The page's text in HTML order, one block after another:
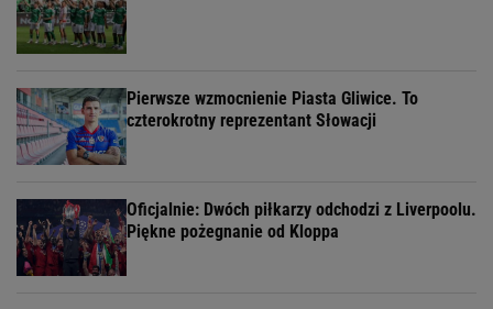
Pierwsze wzmocnienie Piasta Gliwice. To
czterokrotny reprezentant Słowacji
Oficjalnie: Dwóch piłkarzy odchodzi z Liverpoolu.
Piękne pożegnanie od Kloppa